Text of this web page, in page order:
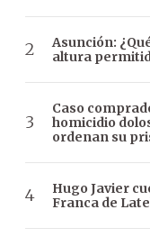
Asunción:
altura
Caso
homicidio
ordenan su
Hugo Javier
Franca de